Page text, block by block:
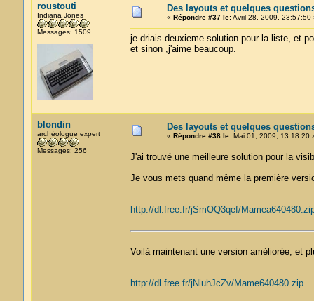
roustouti
Indiana Jones
Messages: 1509
Des layouts et quelques
« Répondre #37 le:Avril 28, 2009, 23:57:50
je driais deuxieme solution pour la liste, et
et sinon ,j'aime beaucoup.
blondin
archéologue expert
Messages: 256
Des layouts et quelques
« Répondre #38 le:Mai 01, 2009, 13:18:20
J'ai trouvé une meilleure solution pour la
Je vous mets quand même la première
http://dl.free.fr/jSmOQ3qef/
Voilà maintenant une version améliorée, et
http://dl.free.fr/jNluhJcZv/Mame640480.zip